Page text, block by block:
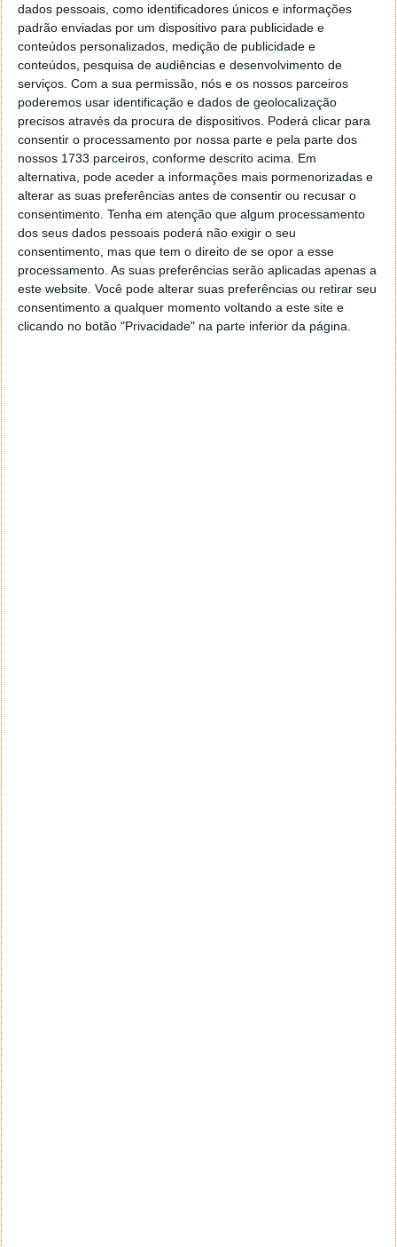
dados pessoais, como identificadores únicos e informações
padrão enviadas por um dispositivo para publicidade e
conteúdos personalizados, medição de publicidade e
conteúdos, pesquisa de audiências e desenvolvimento de
serviços. Com a sua permissão, nós e os nossos parceiros
poderemos usar identificação e dados de geolocalização
precisos através da procura de dispositivos. Poderá clicar para
consentir o processamento por nossa parte e pela parte dos
nossos 1733 parceiros, conforme descrito acima. Em
alternativa, pode aceder a informações mais pormenorizadas e
alterar as suas preferências antes de consentir ou recusar o
consentimento. Tenha em atenção que algum processamento
dos seus dados pessoais poderá não exigir o seu
consentimento, mas que tem o direito de se opor a esse
processamento. As suas preferências serão aplicadas apenas a
este website. Você pode alterar suas preferências ou retirar seu
consentimento a qualquer momento voltando a este site e
clicando no botão "Privacidade" na parte inferior da página.
Temporárias que desaparecem em 24 horas
O Threads nasceu com a intenção de competir com a
rede social X. Embora, segundo o Meta, tenha
centenas de milhões de utilizadores (porque os
utilizadores do Instagram e do Facebook tinham
automaticamente uma conta Threads associada), o
seu impacto ainda não é tão grande como o da rede
social de Elon Musk.